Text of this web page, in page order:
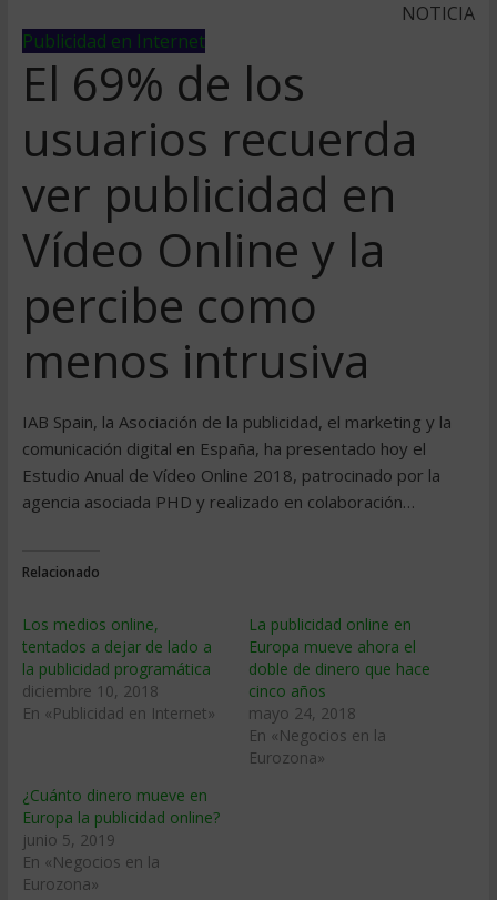
NOTICIA
Publicidad en Internet
El 69% de los
usuarios recuerda
ver publicidad en
Vídeo Online y la
percibe como
menos intrusiva
IAB Spain, la Asociación de la publicidad, el marketing y la
comunicación digital en España, ha presentado hoy el
Estudio Anual de Vídeo Online 2018, patrocinado por la
agencia asociada PHD y realizado en colaboración…
Relacionado
Los medios online,
tentados a dejar de lado a
la publicidad programática
diciembre 10, 2018
En «Publicidad en Internet»
La publicidad online en
Europa mueve ahora el
doble de dinero que hace
cinco años
mayo 24, 2018
En «Negocios en la
Eurozona»
¿Cuánto dinero mueve en
Europa la publicidad online?
junio 5, 2019
En «Negocios en la
Eurozona»